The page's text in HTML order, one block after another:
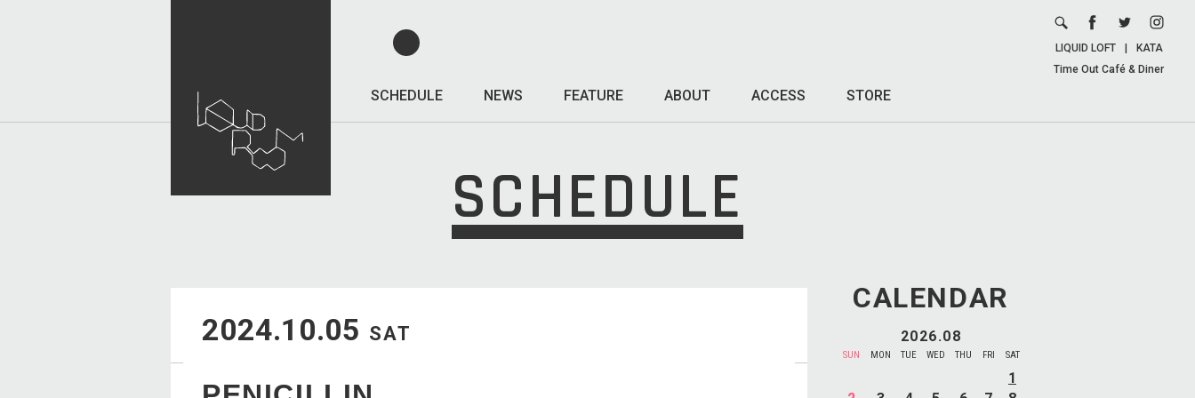
SCHEDULE NEWS FEATURE ABOUT ACCESS STORE
LIQUID LOFT
KATA
Time Out Café & Diner
SCHEDULE
CALENDAR
2026.08
SUN MON TUE WED THU FRI SAT
1
2024.10.05 SAT